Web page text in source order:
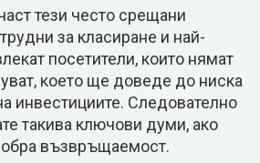
тези често срещани
за класиране и най-
посетители, които нямат
което ще доведе до ниска
инвестициите. Следователно
такива ключови думи, ако
възвръщаемост.